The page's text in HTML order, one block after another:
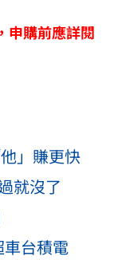
申購前應詳閱
」賺更快
就沒了
台積電